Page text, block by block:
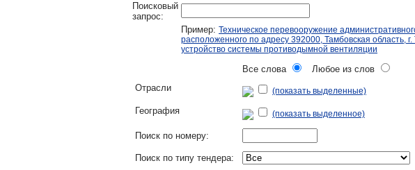
Поисковый
запрос:
Пример: Техническое перевооружение
расположенного по адресу 392000, Тамбовская область,
устройство системы противодымной вентиляции
Все слова
Любое из слов
Отрасли
(показать выделенные)
География (показать выделенное)
Поиск по номеру:
Поиск по типу тендера: